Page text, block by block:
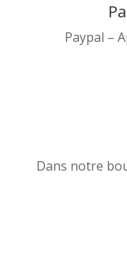
Paypal –
Dans notre